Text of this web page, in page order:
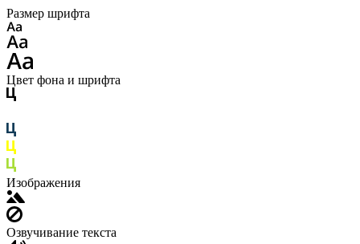
Размер шрифта
Цвет фона и шрифта
Изображения
Озвучивание текста